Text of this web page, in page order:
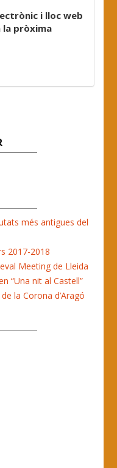
i lloc web
la pròxima
més antigues del
2017-2018
Meeting de Lleida
“Una nit al Castell”
la Corona d’Aragó